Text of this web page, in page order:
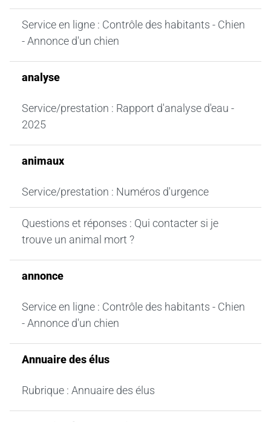
Service en ligne : Contrôle des habitants - Chien
- Annonce d'un chien
analyse
Service/prestation : Rapport d'analyse d'eau -
2025
animaux
Service/prestation : Numéros d'urgence
Questions et réponses : Qui contacter si je
trouve un animal mort ?
annonce
Service en ligne : Contrôle des habitants - Chien
- Annonce d'un chien
Annuaire des élus
Rubrique : Annuaire des élus